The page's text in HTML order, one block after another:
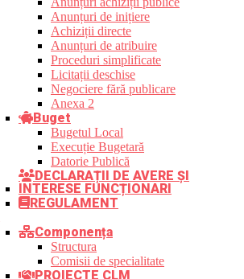
Anunțuri de inițiere
Achiziții directe
Anunțuri de atribuire
Proceduri simplificate
Licitații deschise
Negociere fără publicare
Anexa 2
Buget
Bugetul Local
Execuție Bugetară
Datorie Publică
DECLARAȚII DE AVERE ȘI
INTERESE FUNCȚIONARI
REGULAMENT
Componența
Structura
Comisii de specialitate
PROIECTE CLM